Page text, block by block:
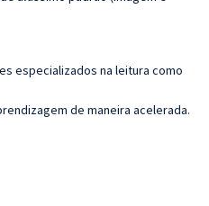
especializados na leitura como
de maneira acelerada.